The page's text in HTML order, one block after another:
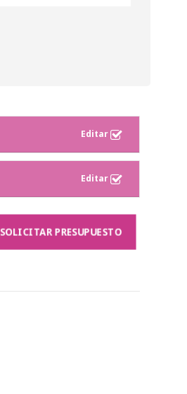
SOLICITAR PRESUPUESTO